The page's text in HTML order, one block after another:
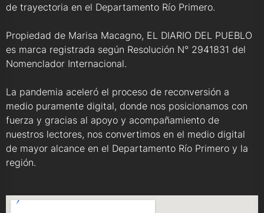
de trayectoria en el Departamento Río Primero.
Propiedad de Marisa Macagno, EL DIARIO DEL PUEBLO
es marca registrada según Resolución N° 2941831 del
Nomenclador Internacional.
La pandemia aceleró el proceso de reconversión a
medio puramente digital, donde nos posicionamos con
fuerza y gracias al apoyo y acompañamiento de
nuestros lectores, nos convertimos en el medio digital
de mayor alcance en el Departamento Río Primero y la
región.